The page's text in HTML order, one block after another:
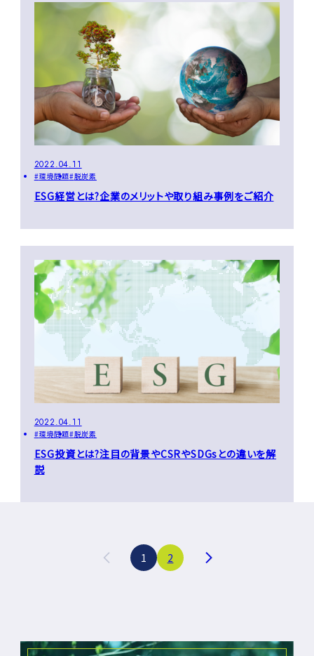
2022.04.11
環境問題 脱炭素
ESG経営とは?企業のメリットや取り組み事例をご紹介
2022.04.11
環境問題 脱炭素
ESG投資とは?注目の背景やCSRやSDGsとの違いを解
説
1 2